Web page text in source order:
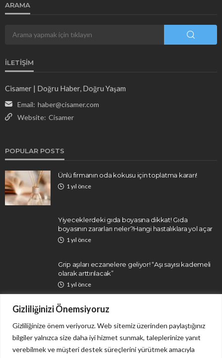
Gizliliğinizi Önemsiyoruz
Gizliliğinize önem veriyoruz. Web sitemiz üzerinden paylaştığınız
bilgiler yalnızca size daha iyi hizmet sunmak, taleplerinize yanıt
verebilmek ve müşteri destek süreçlerini yürütmek amacıyla
ARAMA
İLETIŞIM
Cisamer | Doğru Haber, Doğru Yaşam
Email: haber@cisamer.com
Website: Cisamer
POPULAR POSTS
Ünlü firmanın oda kokusu için toplatma kararı!
1 yıl önce
Yiyeceklerdeki gıda boyasına dikkat! Gıda
boyasının zararları neler?Hangi hastalıklara yol açar
1 yıl önce
Grip aşıları eczanelere geliyor! “Aşı sayısı kademeli
olarak arttırılacak”
1 yıl önce